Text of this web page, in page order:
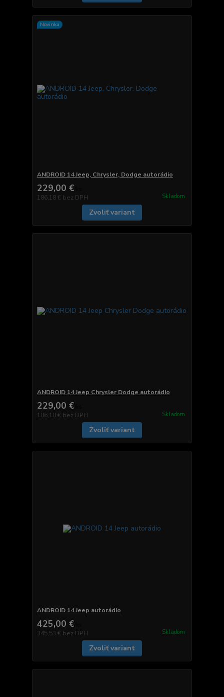
Novinka
ANDROID 14 Jeep, Chrysler, Dodge autorádio
229,00 €
186,18 € bez DPH Skladom
Zvoliť variant
ANDROID 14 Jeep Chrysler Dodge autorádio
229,00 €
186,18 € bez DPH Skladom
Zvoliť variant
ANDROID 14 Jeep autorádio
425,00 €
345,53 € bez DPH Skladom
Zvoliť variant